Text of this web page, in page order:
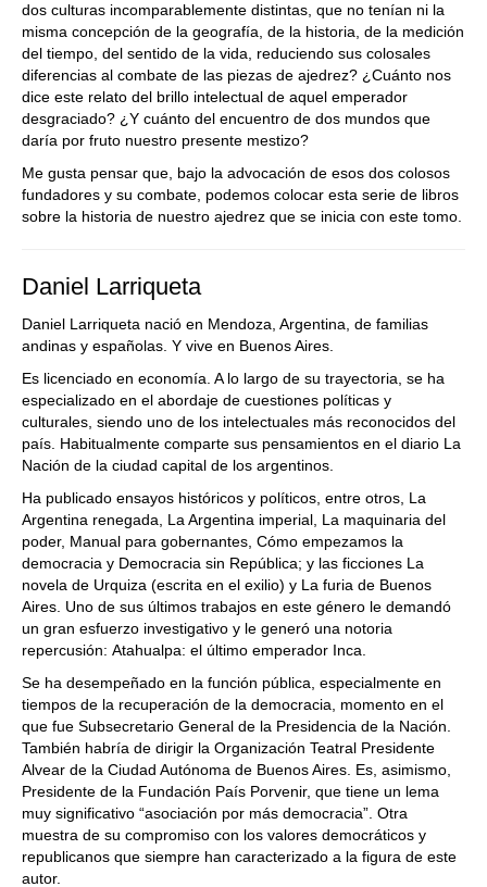
dos culturas incomparablemente distintas, que no tenían ni la
misma concepción de la geografía, de la historia, de la medición
del tiempo, del sentido de la vida, reduciendo sus colosales
diferencias al combate de las piezas de ajedrez? ¿Cuánto nos
dice este relato del brillo intelectual de aquel emperador
desgraciado? ¿Y cuánto del encuentro de dos mundos que
daría por fruto nuestro presente mestizo?
Me gusta pensar que, bajo la advocación de esos dos colosos
fundadores y su combate, podemos colocar esta serie de libros
sobre la historia de nuestro ajedrez que se inicia con este tomo.
Daniel Larriqueta
Daniel Larriqueta nació en Mendoza, Argentina, de familias
andinas y españolas. Y vive en Buenos Aires.
Es licenciado en economía. A lo largo de su trayectoria, se ha
especializado en el abordaje de cuestiones políticas y
culturales, siendo uno de los intelectuales más reconocidos del
país. Habitualmente comparte sus pensamientos en el diario La
Nación de la ciudad capital de los argentinos.
Ha publicado ensayos históricos y políticos, entre otros, La
Argentina renegada, La Argentina imperial, La maquinaria del
poder, Manual para gobernantes, Cómo empezamos la
democracia y Democracia sin República; y las ficciones La
novela de Urquiza (escrita en el exilio) y La furia de Buenos
Aires. Uno de sus últimos trabajos en este género le demandó
un gran esfuerzo investigativo y le generó una notoria
repercusión: Atahualpa: el último emperador Inca.
Se ha desempeñado en la función pública, especialmente en
tiempos de la recuperación de la democracia, momento en el
que fue Subsecretario General de la Presidencia de la Nación.
También habría de dirigir la Organización Teatral Presidente
Alvear de la Ciudad Autónoma de Buenos Aires. Es, asimismo,
Presidente de la Fundación País Porvenir, que tiene un lema
muy significativo “asociación por más democracia”. Otra
muestra de su compromiso con los valores democráticos y
republicanos que siempre han caracterizado a la figura de este
autor.